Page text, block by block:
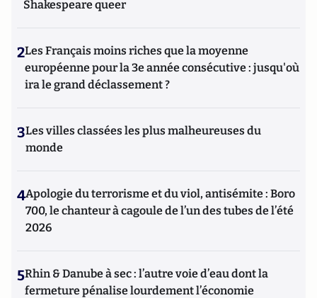
Shakespeare queer
2Les Français moins riches que la moyenne
européenne pour la 3e année consécutive : jusqu'où
ira le grand déclassement ?
3Les villes classées les plus malheureuses du
monde
4Apologie du terrorisme et du viol, antisémite : Boro
700, le chanteur à cagoule de l’un des tubes de l’été
2026
5Rhin & Danube à sec : l’autre voie d’eau dont la
fermeture pénalise lourdement l’économie